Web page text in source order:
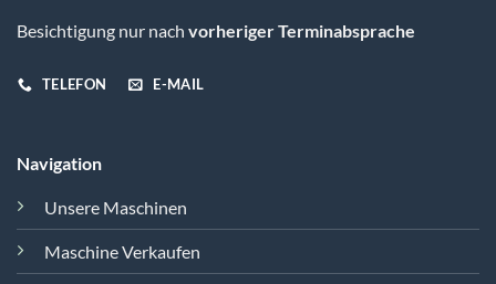
Besichtigung nur nach vorheriger Terminabsprache
TELEFON E-MAIL
Navigation
Unsere Maschinen
Maschine Verkaufen